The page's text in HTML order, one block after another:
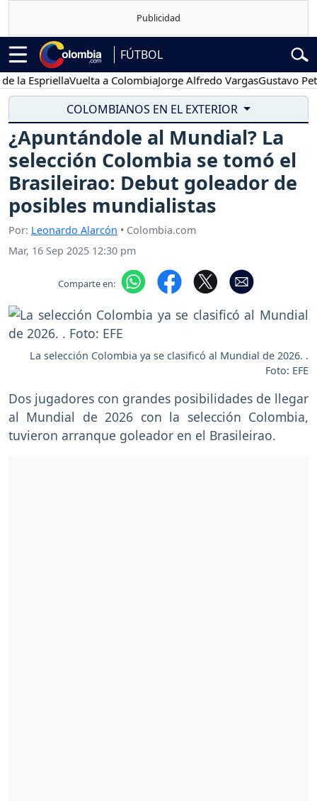
FÚTBOL
Vuelta a ColombiaJorge Alfredo VargasGustavo Petro
COLOMBIANOS EN EL EXTERIOR
¿Apuntándole al Mundial? La
selección Colombia se tomó el
Brasileirao: Debut goleador de
posibles mundialistas
Por: Leonardo Alarcón • Colombia.com
Mar, 16 Sep 2025 12:30 pm
Comparte en:
La selección Colombia ya se clasificó al Mundial de 2026. .
Foto: EFE
Dos jugadores con grandes posibilidades de llegar
al Mundial de 2026 con la selección Colombia,
tuvieron arranque goleador en el Brasileirao.